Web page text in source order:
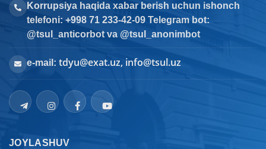
Korrupsiya haqida xabar berish uchun ishonch
telefoni: +998 71 233-42-09 Telegram bot:
@tsul_anticorbot va @tsul_anonimbot
e-mail: tdyu@exat.uz, info@tsul.uz
JOYLASHUV